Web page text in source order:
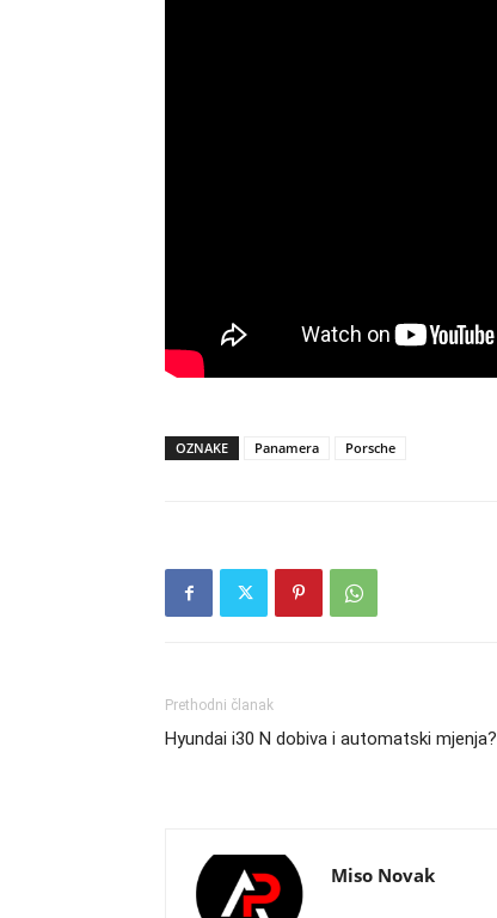
OZNAKE Panamera Porsche
Prethodni članak
Hyundai i30 N dobiva i automatski mjenja?
Miso Novak